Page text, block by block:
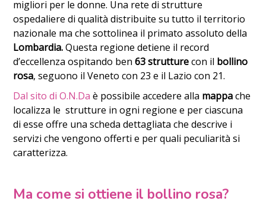
migliori per le donne. Una rete di strutture
ospedaliere di qualità distribuite su tutto il territorio
nazionale ma che sottolinea il primato assoluto della
Lombardia.Questa regione detiene il record
d’eccellenza ospitando ben63 strutturecon il bollino
rosa, seguono il Veneto con 23 e il Lazio con 21.
Dal sito di O.N.Daè possibile accedere alla mappache
localizza le strutture in ogni regione e per ciascuna
di esse offre una scheda dettagliata che descrive i
servizi che vengono offerti e per quali peculiarità si
caratterizza.
Ma come si ottiene il bollino rosa?